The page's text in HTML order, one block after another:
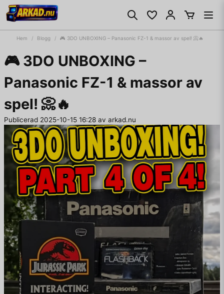
Hem Blogg 🎮 3DO UNBOXING – Panasonic FZ-1 & massor av spel! 📀🔥
🎮 3DO UNBOXING –
Panasonic FZ-1 & massor av
spel! 📀🔥
Publicerad 2025-10-15 16:28 av arkad.nu